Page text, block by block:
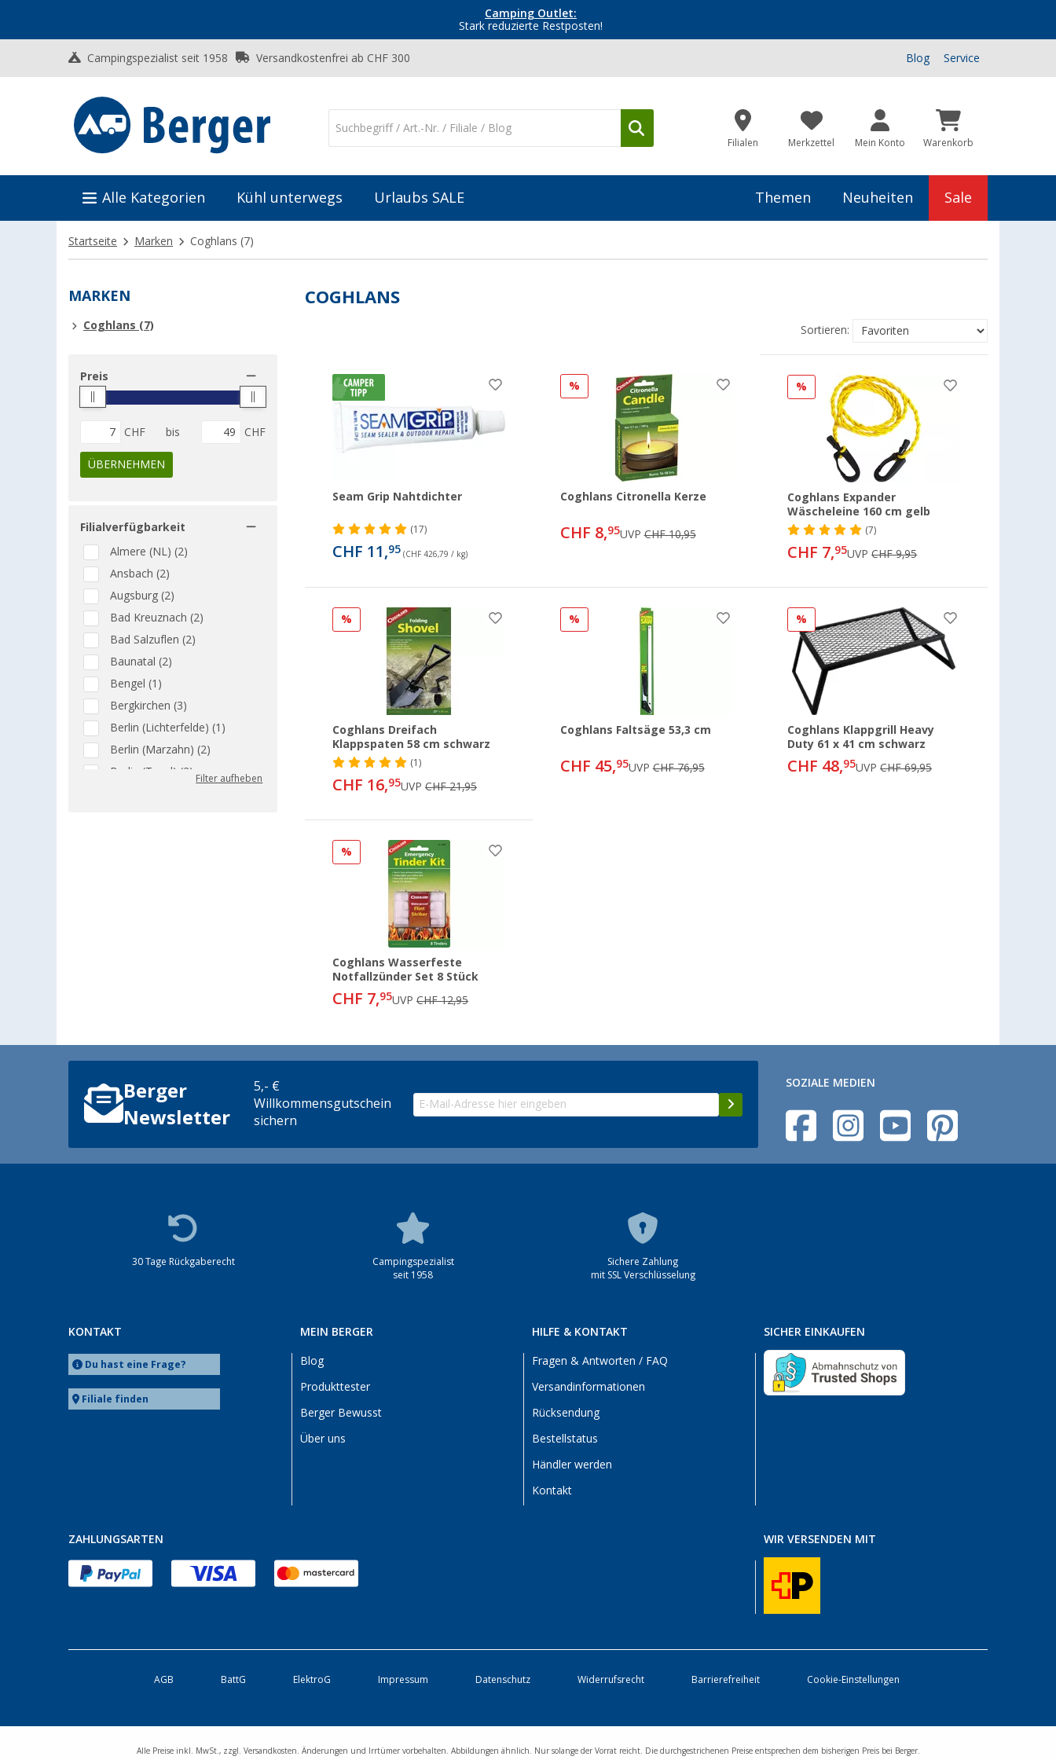
Camping Outlet:
Stark reduzierte Restposten!
Campingspezialist seit 1958 Versandkostenfrei ab CHF 300 Blog Service
Filialen Merkzettel Mein Konto Warenkorb
Alle Kategorien Kühl unterwegs Urlaubs SALE Themen Neuheiten Sale
Startseite Marken Coghlans (7)
MARKEN
Coghlans (7)
Preis
CHF bis CHF
ÜBERNEHMEN
Filialverfügbarkeit
Almere (NL) (2)
Ansbach (2)
Augsburg (2)
Bad Kreuznach (2)
Bad Salzuflen (2)
Baunatal (2)
Bengel (1)
Bergkirchen (3)
Berlin (Lichterfelde) (1)
Berlin (Marzahn) (2)
Berlin (Tegel) (2)
Ellingen (2)
Erfurt (2)
Eriskirch (2)
Frankfurt am Main (2)
Gießen (2)
Hannover (2)
Heide (2)
Heidelberg (2)
Kaiserslautern (2)
Kerpen (2)
Kesselsdorf (2)
Klettgau / Erzingen (2)
Kolbermoor (2)
Filter aufheben
COGHLANS
Sortieren:
Seam Grip Nahtdichter
(17)
CHF 11,95 (CHF 426,79 / kg)
%
Coghlans Citronella Kerze
CHF 8,95UVPCHF 10,95
%
Coghlans Expander
Wäscheleine 160 cm gelb
(7)
CHF 7,95UVPCHF 9,95
%
Coghlans Dreifach
Klappspaten 58 cm schwarz
(1)
CHF 16,95UVPCHF 21,95
%
Coghlans Faltsäge 53,3 cm
CHF 45,95UVPCHF 76,95
%
Coghlans Klappgrill Heavy
Duty 61 x 41 cm schwarz
CHF 48,95UVPCHF 69,95
%
Coghlans Wasserfeste
Notfallzünder Set 8 Stück
CHF 7,95UVPCHF 12,95
Berger
Newsletter
5,- €
Willkommensgutschein
sichern
SOZIALE MEDIEN
30 Tage Rückgaberecht
Campingspezialist
seit 1958
Sichere Zahlung
mit SSL Verschlüsselung
KONTAKT
Du hast eine Frage?
Filiale finden
MEIN BERGER
Blog
Produkttester
Berger Bewusst
Über uns
HILFE & KONTAKT
Fragen & Antworten / FAQ
Versandinformationen
Rücksendung
Bestellstatus
Händler werden
Kontakt
SICHER EINKAUFEN
ZAHLUNGSARTEN WIR VERSENDEN MIT
AGB BattG ElektroG Impressum Datenschutz Widerrufsrecht Barrierefreiheit Cookie-Einstellungen
Alle Preise inkl. MwSt., zzgl. Versandkosten. Änderungen und Irrtümer vorbehalten. Abbildungen ähnlich. Nur solange der Vorrat reicht. Die durchgestrichenen Preise entsprechen dem bisherigen Preis bei Berger.